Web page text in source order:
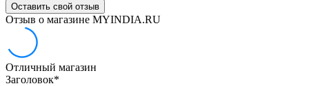
Оставить свой отзыв
Отзыв о магазине MYINDIA.RU
Отличный магазин
Заголовок*